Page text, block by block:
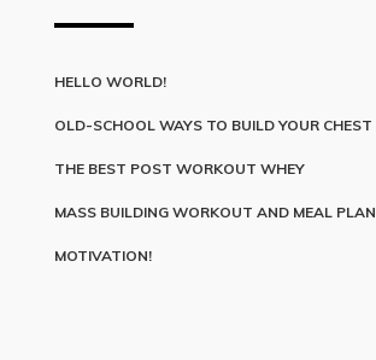
HELLO WORLD!
OLD-SCHOOL WAYS TO BUILD YOUR CHEST
THE BEST POST WORKOUT WHEY
MASS BUILDING WORKOUT AND MEAL PLAN
MOTIVATION!